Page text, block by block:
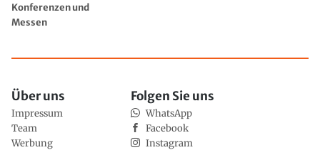
Konferenzen und
Messen
Über uns
Impressum
Team
Werbung
Folgen Sie uns
WhatsApp
Facebook
Instagram